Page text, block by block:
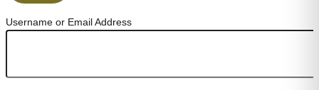
Username or Email Address